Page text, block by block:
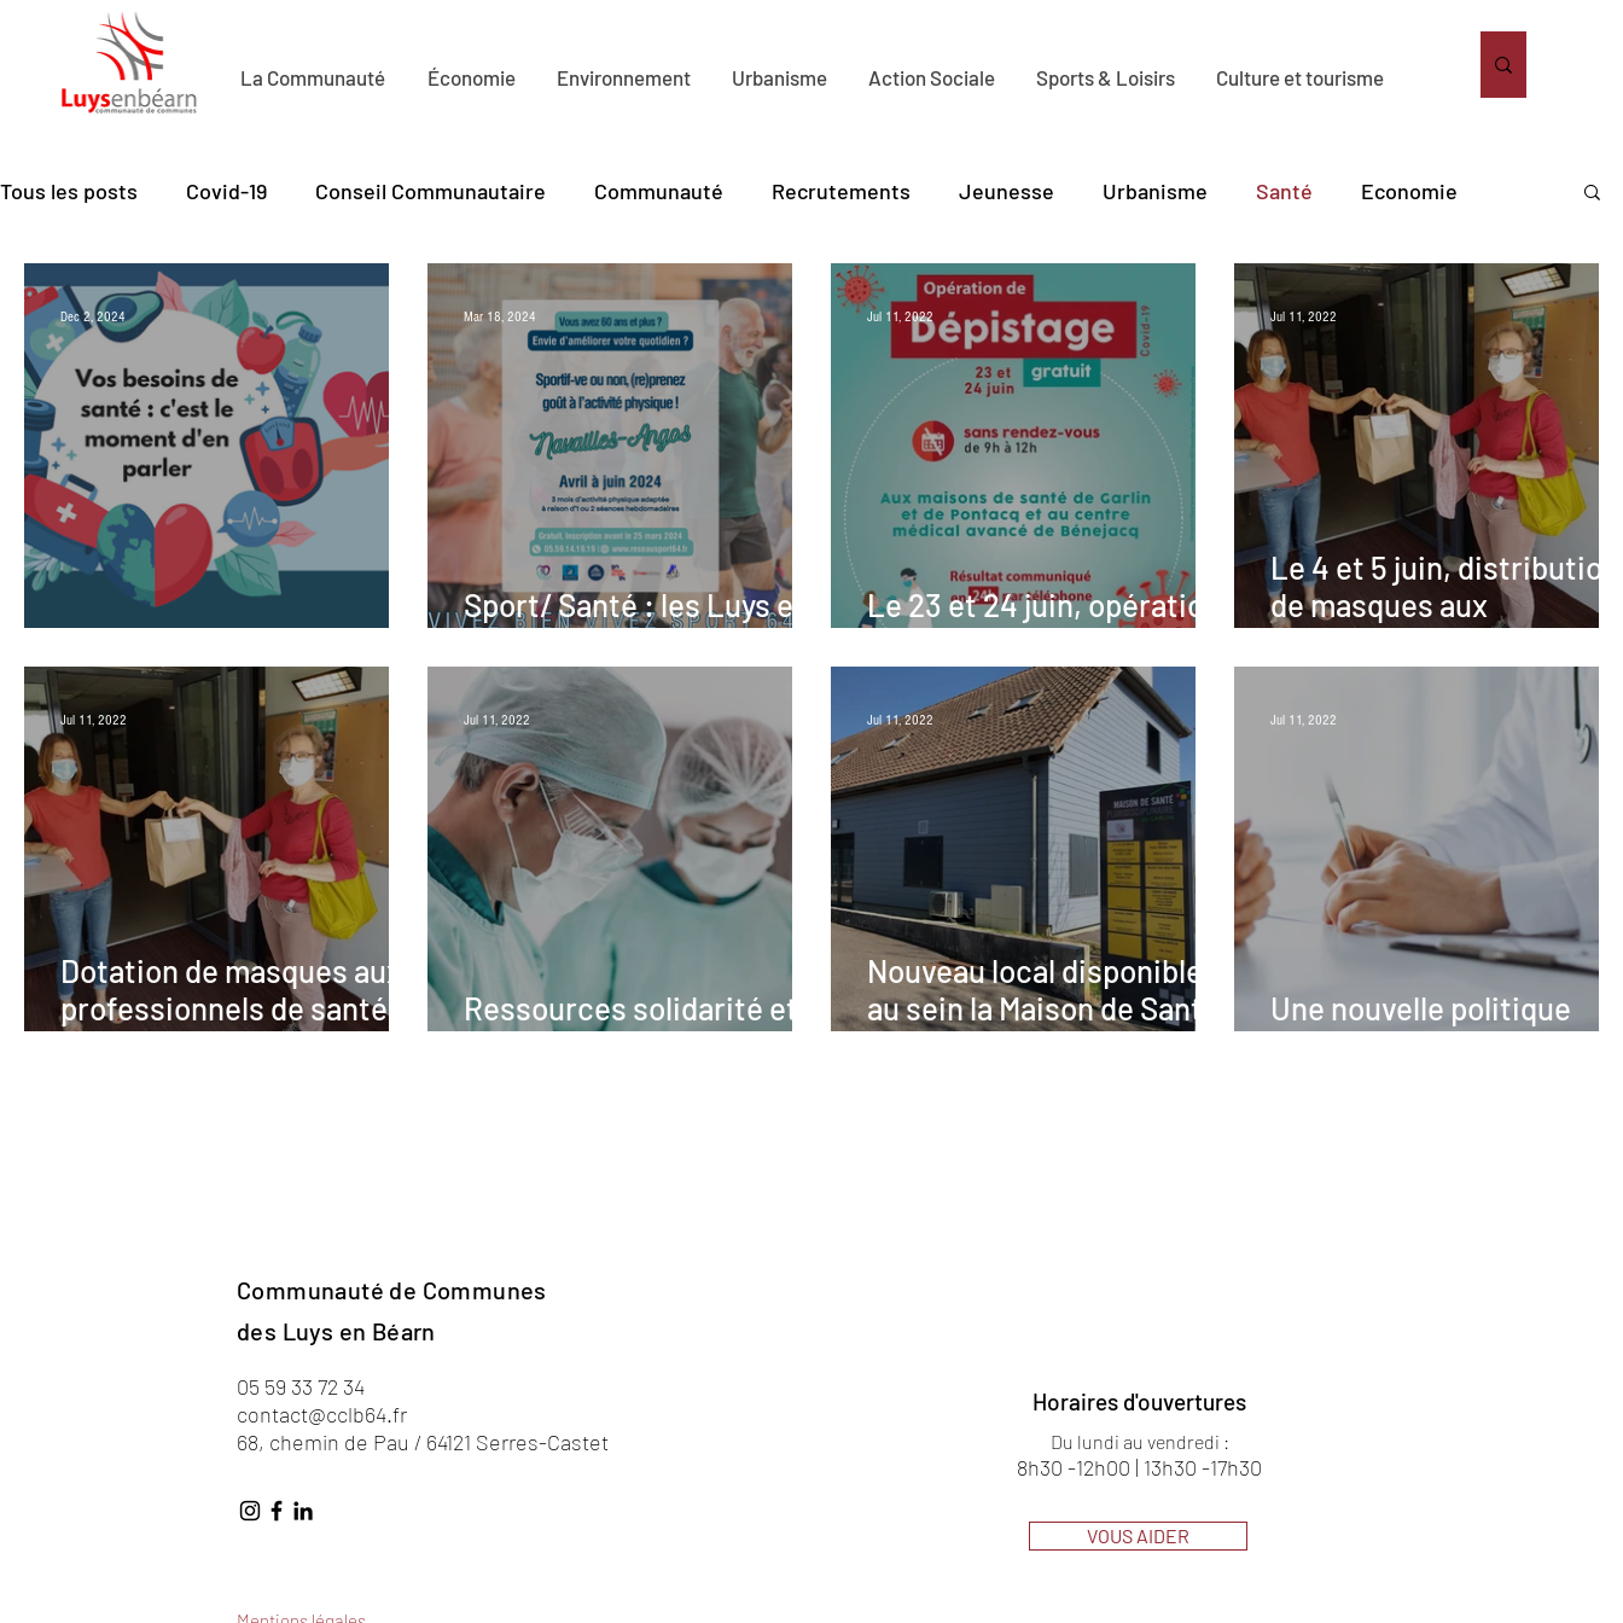
La Communauté Économie Environnement Urbanisme Action Sociale Sports & Loisirs Culture et tourisme
Tous les posts Covid-19 Conseil Communautaire Communauté Recrutements Jeunesse Urbanisme Santé Economie
Economie de Proximité Petite Enfance Culture Tourisme PLR Environnement Solidarité Sport Loisirs
Mobilité Santé - seniors Emploi
Dec 2, 2024
Sport/ Santé : les Luys en
Mar 18, 2024
Le 23 et 24 juin, opération
Jul 11, 2022
Le 4 et 5 juin, distribution
de masques aux
Jul 11, 2022
Dotation de masques aux
professionnels de santé
Jul 11, 2022
Ressources solidarité et
Jul 11, 2022
Nouveau local disponible
au sein la Maison de Santé
Jul 11, 2022
Une nouvelle politique
Jul 11, 2022
Communauté de Communes
des Luys en Béarn
05 59 33 72 34
contact@cclb64.fr
68, chemin de Pau / 64121 Serres-Castet
Horaires d'ouvertures
Du lundi au vendredi :
8h30 -12h00 | 13h30 -17h30
VOUS AIDER